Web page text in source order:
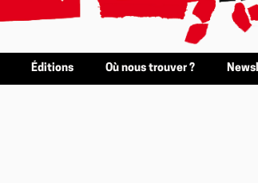
Éditions Où nous trouver ?